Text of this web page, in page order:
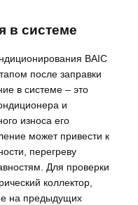
в системе
BAIC
после заправки
в системе – это
и
износа его
может привести к
перегреву
Для проверки
коллектор,
на предыдущих